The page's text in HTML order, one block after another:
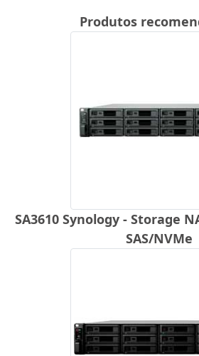
Produtos
SA3610 Synology - Storage
SAS/NVMe